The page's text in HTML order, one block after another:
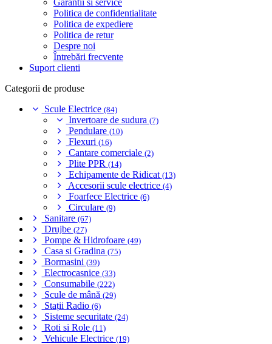
Garantii si service
Politica de confidentialitate
Politica de expediere
Politica de retur
Despre noi
Întrebări frecvente
Suport clienti
Categorii de produse
Scule Electrice (84)
Invertoare de sudura (7)
Pendulare (10)
Flexuri (16)
Cantare comerciale (2)
Plite PPR (14)
Echipamente de Ridicat (13)
Accesorii scule electrice (4)
Foarfece Electrice (6)
Circulare (9)
Sanitare (67)
Drujbe (27)
Pompe & Hidrofoare (49)
Casa si Gradina (75)
Bormasini (39)
Electrocasnice (33)
Consumabile (222)
Scule de mână (29)
Stații Radio (6)
Sisteme securitate (24)
Roti si Role (11)
Vehicule Electrice (19)